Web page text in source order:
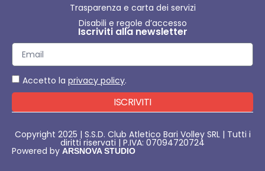
Trasparenza e carta dei servizi
Disabili e regole d’accesso
Iscriviti alla newsletter
Accetto la privacy policy.
ISCRIVITI
Copyright 2025 | S.S.D. Club Atletico Bari Volley SRL | Tutti i
diritti riservati | P.IVA: 07094720724
Powered by ARSNOVA STUDIO